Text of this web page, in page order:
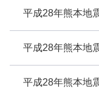
平成28年熊本地
平成28年熊本地
平成28年熊本地